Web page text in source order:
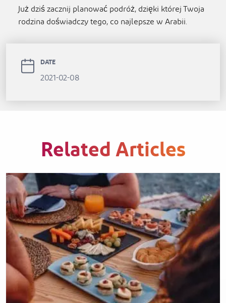
Już dziś zacznij planować podróż, dzięki której Twoja
rodzina doświadczy tego, co najlepsze w Arabii.
DATE
2021-02-08
Related Articles